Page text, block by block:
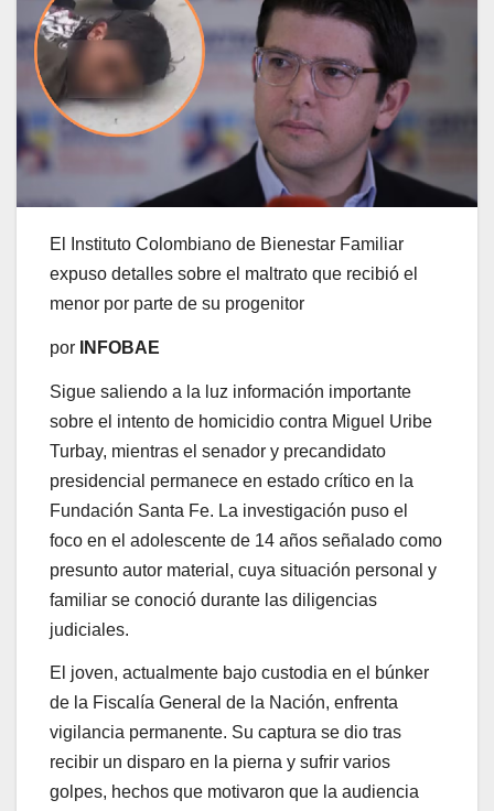
El Instituto Colombiano de Bienestar Familiar
expuso detalles sobre el maltrato que recibió el
menor por parte de su progenitor
por INFOBAE
Sigue saliendo a la luz información importante
sobre el intento de homicidio contra Miguel Uribe
Turbay, mientras el senador y precandidato
presidencial permanece en estado crítico en la
Fundación Santa Fe. La investigación puso el
foco en el adolescente de 14 años señalado como
presunto autor material, cuya situación personal y
familiar se conoció durante las diligencias
judiciales.
El joven, actualmente bajo custodia en el búnker
de la Fiscalía General de la Nación, enfrenta
vigilancia permanente. Su captura se dio tras
recibir un disparo en la pierna y sufrir varios
golpes, hechos que motivaron que la audiencia